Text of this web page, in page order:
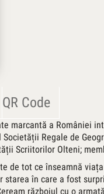
QR Code
marcantă a României
Regale de
Scriitorilor Olteni;
de tot ce înseamnă
în care a fost
războiul cu o